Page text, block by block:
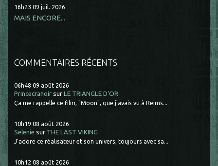
16h23 09 juil. 2026
MAIS ENCORE...
COMMENTAIRES RÉCENTS
06h48 09 août 2026
Princecranoir surLE TRIANGLE D'OR
Ça me rappelle ce film, "Moon", que j'avais vu à Reims...
10h19 08 août 2026
Selenie sur THE LAST VIKING
J'adore ce réalisateur et son univers, toujours avec sa...
10h12 08 août 2026